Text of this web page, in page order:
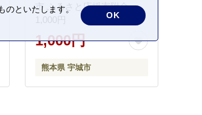
市 ふるさと応援寄附金
1,000円
1,000円
熊本県 宇城市
のといたします。
OK